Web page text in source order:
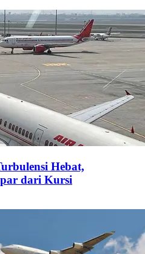
Hebat,
dari Kursi